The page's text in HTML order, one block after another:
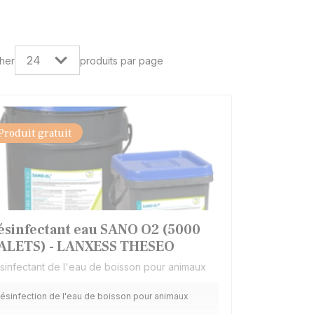
produits par page
gratuit
eau SANO O2 (5000
- LANXESS THESEO
de l'eau de boisson pour animaux
de l'eau de boisson pour animaux